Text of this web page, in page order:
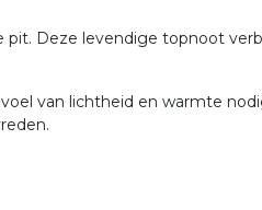
pit. Deze levendige topnoot
van lichtheid en warmte